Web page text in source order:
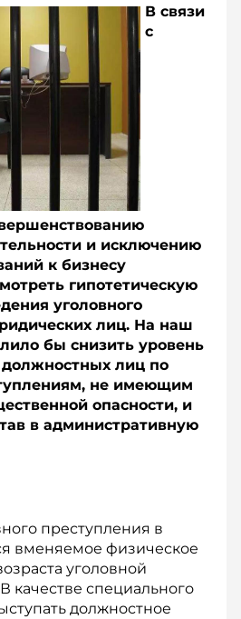
В связи
с
и исключению
к бизнесу
гипотетическую
уголовного
лиц. На наш
бы снизить уровень
должностных лиц по
не имеющим
опасности, и
в административную
преступления в
вменяемое физическое
уголовной
качестве специального
должностное